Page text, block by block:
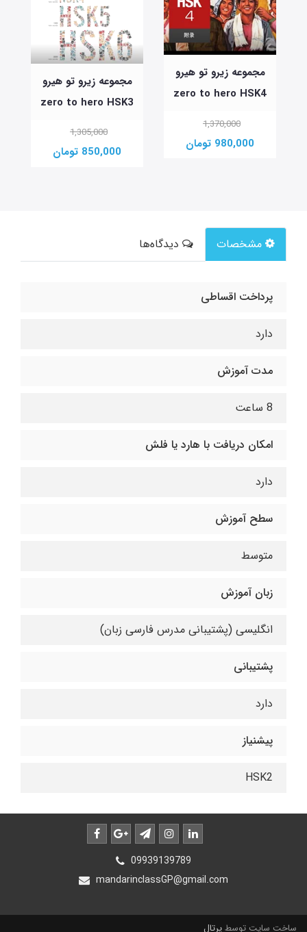
مجموعه زیرو تو هیرو
zero to hero HSK4
1,370,000
980,000 تومان
مجموعه زیرو تو هیرو
zero to hero HSK3
1,305,000
850,000 تومان
مشخصات دیدگاه‌ها
پرداخت اقساطی
دارد
مدت آموزش
8 ساعت
امکان دریافت با هارد یا فلش
دارد
سطح آموزش
متوسط
زبان آموزش
انگلیسی (پشتیبانی مدرس فارسی زبان)
پشتیبانی
دارد
پیشنیاز
HSK2
09939139789
mandarinclassGP@gmail.com
ساخت سایت توسطپرتال